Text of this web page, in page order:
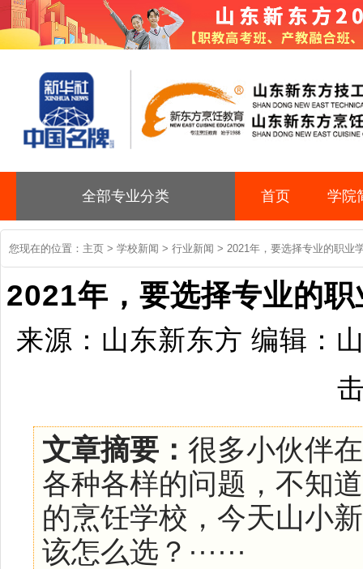
全部专业分类 首页 学院
您现在的位置： 主页 > 学校新闻 > 行业新闻 > 2021年，要选择专业的职业
2021年，要选择专业的
来源：山东新东方 编辑：
文章摘要： 很多小伙伴
各种各样的问题，不知
的烹饪学校，今天山小
该怎么选？······